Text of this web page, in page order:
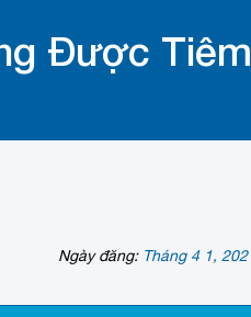
Được
Ngày đăng: Tháng 4 1,